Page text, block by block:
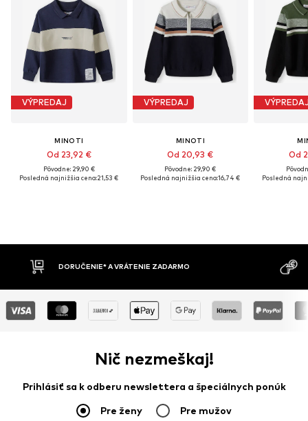
VÝPREDAJ
MINOTI
Od 23,92 €
Pôvodne: 29,90 €
Posledná najnižšia cena:21,53 €
VÝPREDAJ
MINOTI
Od 20,93 €
Pôvodne: 29,90 €
Posledná najnižšia cena:16,74 €
Od
Posledná
DOBIERKA
MOŽNOSŤ
Nič nezmeškaj!
Prihlásiť sa k odberu newslettera a špeciálnych ponúk
Pre ženy Pre mužov